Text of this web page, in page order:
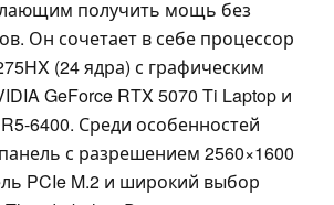
получить мощь без
Он сочетает в себе процессор
(24 ядра) с графическим
GeForce RTX 5070 Ti Laptop и
6400. Среди особенностей
с разрешением 2560×1600
PCIe M.2 и широкий выбор